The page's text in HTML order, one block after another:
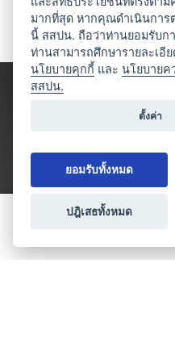
ประเภทธุรกิจไมซ์
มากที่สุด หากคุณดำเนินการ
นี้ สสปน. ถือว่าท่านยอมรับก
ท่านสามารถศึกษารายละเอีย
นโยบายคุกกี้ และนโยบายค
สสปน.
ตั้งค่า
ยอมรับทั้งหมด
ปฎิเสธทั้งหมด